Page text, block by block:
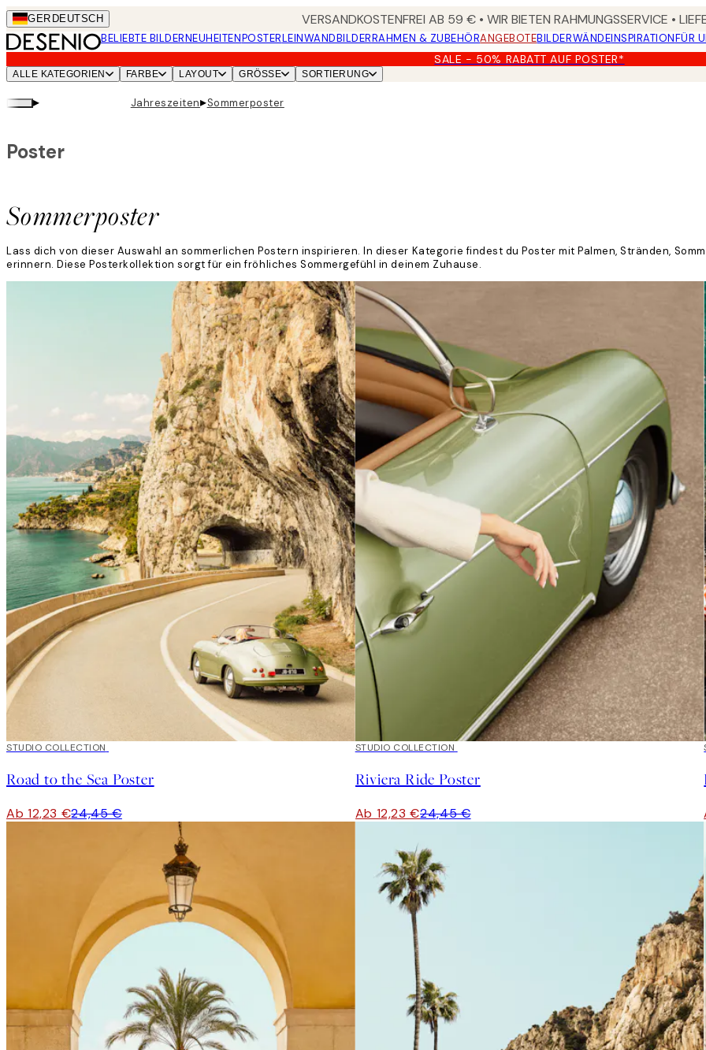
Skip
to
main
content.
GER DEUTSCH VERSANDKOSTENFREI AB 59 € • WIR BIETEN RAHMUNGSSERVICE •
BELIEBTE BILDERNEUHEITENPOSTERLEINWANDBILDERRAHMEN & ZUBEHÖRANGEBOTEBILDERWÄNDEINSPIRATIONFÜR
SALE - 50% RABATT AUF POSTER*
ALLE KATEGORIEN FARBE LAYOUT GRÖSSE SORTIERUNG
▸ Jahreszeiten▸Sommerposter
Sommerposter
Poster
Lass dich von dieser Auswahl an sommerlichen Postern inspirieren. In dieser Kategorie findest du Poster mit Palmen, Stränden,
erinnern. Diese Posterkollektion sorgt für ein fröhliches Sommergefühl in deinem Zuhause.
50%*
STUDIO COLLECTION
Road to the Sea Poster
Ab 12,23 €24,45 €
50%*
STUDIO COLLECTION
Riviera Ride Poster
Ab 12,23 €24,45 €